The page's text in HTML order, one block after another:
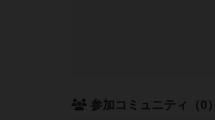
参加コミュニティ（0）